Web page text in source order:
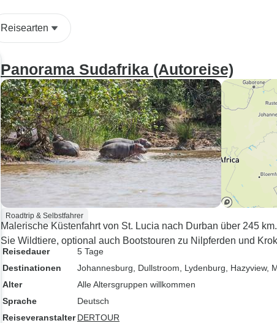
Reisearten
Panorama Sudafrika (Autoreise)
Roadtrip & Selbstfahrer
Malerische Küstenfahrt von St. Lucia nach Durban über 245
Sie Wildtiere, optional auch Bootstouren zu Nilpferden und
Reisedauer
5 Tage
Destinationen
Johannesburg , Dullstroom , Lydenburg , Hazyview,
Alter
Alle Altersgruppen willkommen
Sprache
Deutsch
Reiseveranstalter DERTOUR